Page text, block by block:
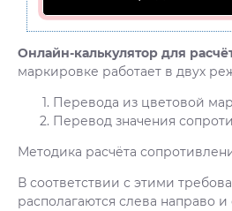
Онлайн-калькулятор для
маркировке работает в двух
Перевода из цветовой
Перевод значения
Методика расчёта
В соответствии с этими
располагаются слева направо